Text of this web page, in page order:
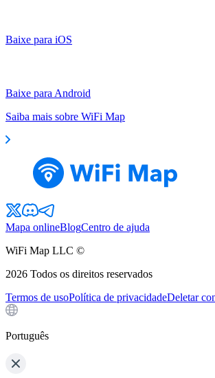
Baixe para iOS
Baixe para Android
Saiba mais sobre WiFi Map
Mapa onlineBlogCentro de ajuda
WiFi Map LLC ©
2026 Todos os direitos reservados
Termos de usoPolítica de privacidadeDeletar
Português